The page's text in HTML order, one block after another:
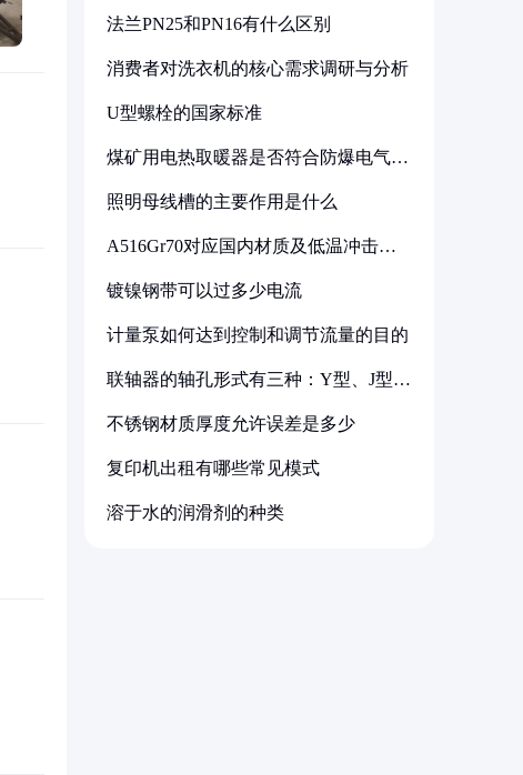
法兰PN25和PN16有什么区别
消费者对洗衣机的核心需求调研与分析
U型螺栓的国家标准
煤矿用电热取暖器是否符合防爆电气设
照明母线槽的主要作用是什么
A516Gr70对应国内材质及低温冲击要
镀镍钢带可以过多少电流
计量泵如何达到控制和调节流量的目的
联轴器的轴孔形式有三种：Y型、J型、
不锈钢材质厚度允许误差是多少
复印机出租有哪些常见模式
溶于水的润滑剂的种类